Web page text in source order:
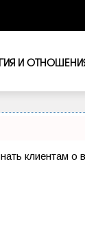
И
клиентам